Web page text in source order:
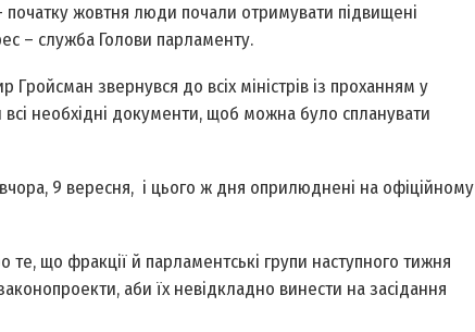
жовтня люди почали отримувати підвищені
– служба Голови парламенту.
звернувся до всіх міністрів із проханням у
необхідні документи, щоб можна було спланувати
9 вересня, і цього ж дня оприлюднені на офіційному
що фракції й парламентські групи наступного тижня
аби їх невідкладно винести на засідання